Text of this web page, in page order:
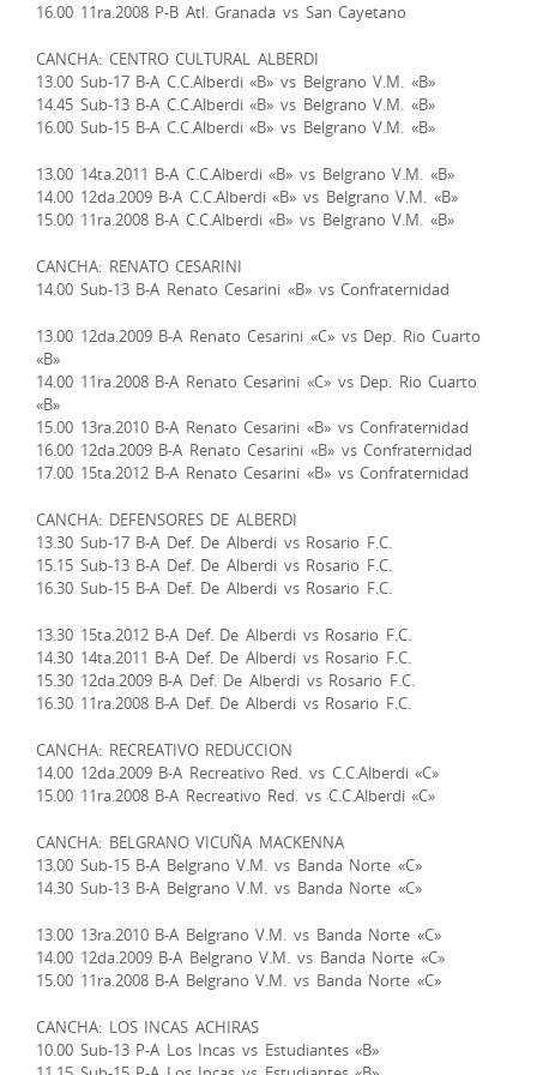
16.00 11ra.2008 P-B Atl. Granada vs San Cayetano
CANCHA: CENTRO CULTURAL ALBERDI
13.00 Sub-17 B-A C.C.Alberdi «B» vs Belgrano V.M. «B»
14.45 Sub-13 B-A C.C.Alberdi «B» vs Belgrano V.M. «B»
16.00 Sub-15 B-A C.C.Alberdi «B» vs Belgrano V.M. «B»
13.00 14ta.2011 B-A C.C.Alberdi «B» vs Belgrano V.M. «B»
14.00 12da.2009 B-A C.C.Alberdi «B» vs Belgrano V.M. «B»
15.00 11ra.2008 B-A C.C.Alberdi «B» vs Belgrano V.M. «B»
CANCHA: RENATO CESARINI
14.00 Sub-13 B-A Renato Cesarini «B» vs Confraternidad
13.00 12da.2009 B-A Renato Cesarini «C» vs Dep. Rio Cuarto
«B»
14.00 11ra.2008 B-A Renato Cesarini «C» vs Dep. Rio Cuarto
«B»
15.00 13ra.2010 B-A Renato Cesarini «B» vs Confraternidad
16.00 12da.2009 B-A Renato Cesarini «B» vs Confraternidad
17.00 15ta.2012 B-A Renato Cesarini «B» vs Confraternidad
CANCHA: DEFENSORES DE ALBERDI
13.30 Sub-17 B-A Def. De Alberdi vs Rosario F.C.
15.15 Sub-13 B-A Def. De Alberdi vs Rosario F.C.
16.30 Sub-15 B-A Def. De Alberdi vs Rosario F.C.
13.30 15ta.2012 B-A Def. De Alberdi vs Rosario F.C.
14.30 14ta.2011 B-A Def. De Alberdi vs Rosario F.C.
15.30 12da.2009 B-A Def. De Alberdi vs Rosario F.C.
16.30 11ra.2008 B-A Def. De Alberdi vs Rosario F.C.
CANCHA: RECREATIVO REDUCCION
14.00 12da.2009 B-A Recreativo Red. vs C.C.Alberdi «C»
15.00 11ra.2008 B-A Recreativo Red. vs C.C.Alberdi «C»
CANCHA: BELGRANO VICUÑA MACKENNA
13.00 Sub-15 B-A Belgrano V.M. vs Banda Norte «C»
14.30 Sub-13 B-A Belgrano V.M. vs Banda Norte «C»
13.00 13ra.2010 B-A Belgrano V.M. vs Banda Norte «C»
14.00 12da.2009 B-A Belgrano V.M. vs Banda Norte «C»
15.00 11ra.2008 B-A Belgrano V.M. vs Banda Norte «C»
CANCHA: LOS INCAS ACHIRAS
10.00 Sub-13 P-A Los Incas vs Estudiantes «B»